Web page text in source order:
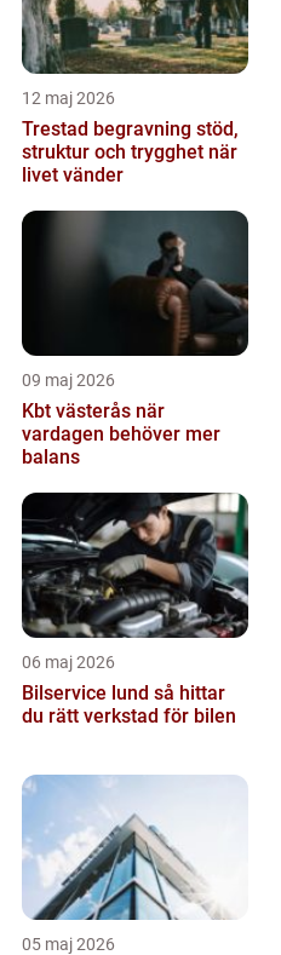
12 maj 2026
Trestad begravning stöd,
struktur och trygghet när
livet vänder
09 maj 2026
Kbt västerås när
vardagen behöver mer
balans
06 maj 2026
Bilservice lund så hittar
du rätt verkstad för bilen
05 maj 2026